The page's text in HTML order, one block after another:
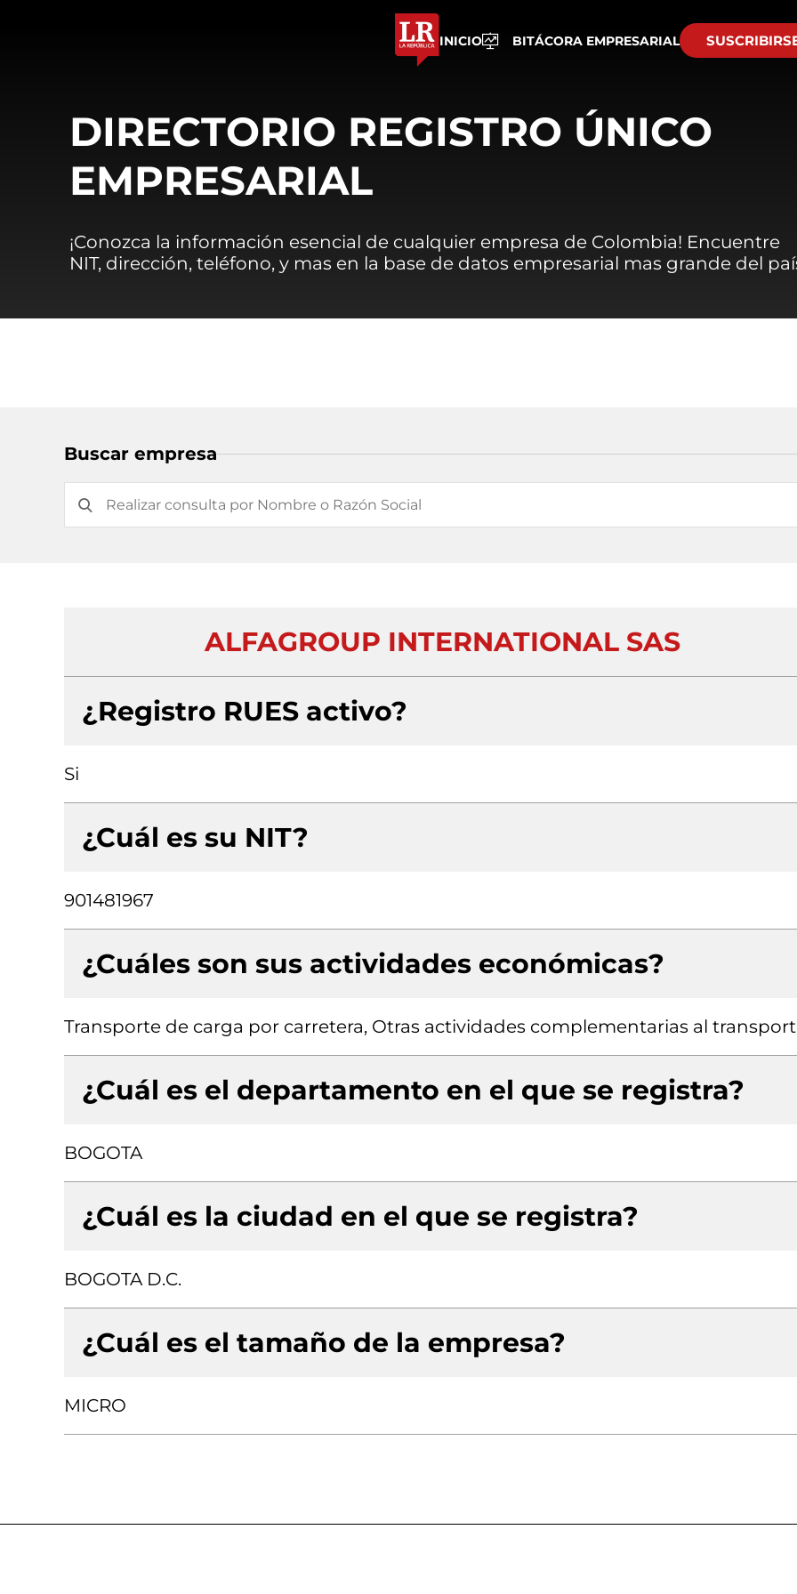
INICIO BITÁCORA EMPRESARIAL
DIRECTORIO REGISTRO ÚNICO
EMPRESARIAL
¡Conozca la información esencial de cualquier empresa de Colombia! Encuentre
NIT, dirección, teléfono, y mas en la base de datos empresarial mas grande del
Buscar empresa
ALFAGROUP INTERNATIONAL SAS
¿Registro RUES activo?
Si
¿Cuál es su NIT?
901481967
¿Cuáles son sus actividades económicas?
Transporte de carga por carretera, Otras actividades complementarias al
¿Cuál es el departamento en el que se registra?
BOGOTA
¿Cuál es la ciudad en el que se registra?
BOGOTA D.C.
¿Cuál es el tamaño de la empresa?
MICRO